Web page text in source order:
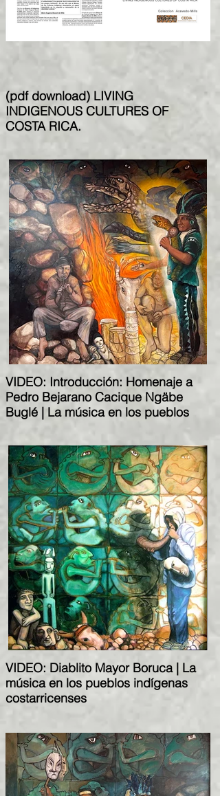
(pdf download) LIVING
INDIGENOUS CULTURES OF
COSTA RICA.​
VIDEO: Introducción: Homenaje a
Pedro Bejarano Cacique Ngäbe
Buglé | La música en los pueblos
indígenas costarricenses
VIDEO: Diablito Mayor Boruca | La
música en los pueblos indígenas
costarricenses